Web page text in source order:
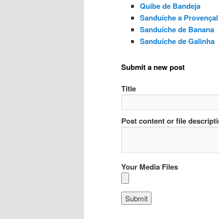
Quibe de Bandeja
Sanduíche a Provençal
Sanduíche de Banana
Sanduíche de Galinha
Submit a new post
Title
Post content or file
Your Media Files